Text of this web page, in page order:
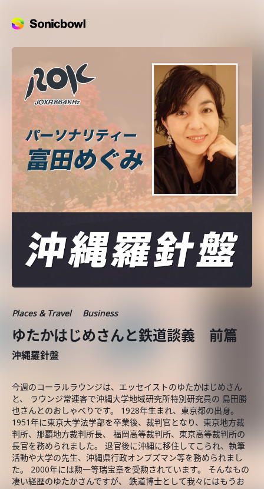
Places & Travel Business
ゆたかはじめさんと鉄道談義 前篇
沖縄羅針盤
今週のコーラルラウンジは、エッセイストのゆたかはじめさん
と、 ラウンジ常連客で沖縄大学地域研究所特別研究員の 島田勝
也さんとのおしゃべりです。 1928年生まれ、東京都の出身。
1951年に東京大学法学部を卒業後、裁判官となり、東京地方裁
判所、那覇地方裁判所長、 福岡高等裁判所、東京高等裁判所の
長官を務められました。 退官後に沖縄に移住してこられ、執筆
活動や大学の先生、沖縄県行政オンブズマン等を務められまし
た。 2000年には勲一等瑞宝章を受勲されています。 そんなもの
凄い経歴のゆたかさんですが、 鉄道博士として我々にはもうお